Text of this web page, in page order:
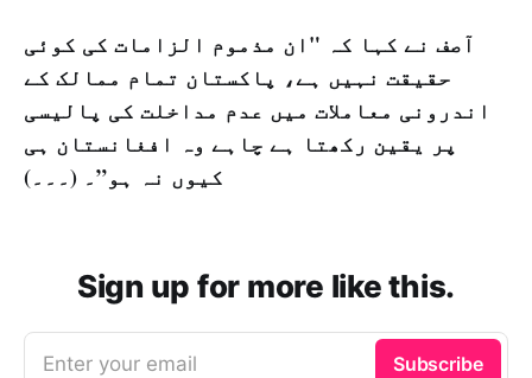
آصف نے کہا کہ "ان مذموم الزامات کی کوئی
حقیقت نہیں ہے، پاکستان تمام ممالک کے
اندرونی معاملات میں عدم مداخلت کی پالیسی
پر یقین رکھتا ہے چاہے وہ افغانستان ہی
کیوں نہ ہو”۔ (۔۔۔)
Sign up for more like this.
Enter your email Subscribe